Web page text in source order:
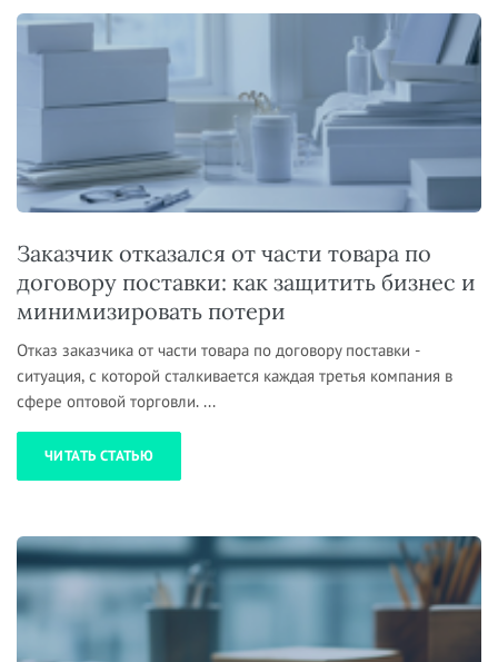
Заказчик отказался от части товара по
договору поставки: как защитить бизнес и
минимизировать потери
Отказ заказчика от части товара по договору поставки -
ситуация, с которой сталкивается каждая третья компания в
сфере оптовой торговли. ...
ЧИТАТЬ СТАТЬЮ